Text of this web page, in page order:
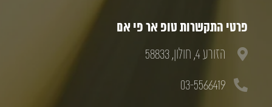
פרטי התקשרות טופ אר פי אם
הזורע 4, חולון, 58833
03-5566419